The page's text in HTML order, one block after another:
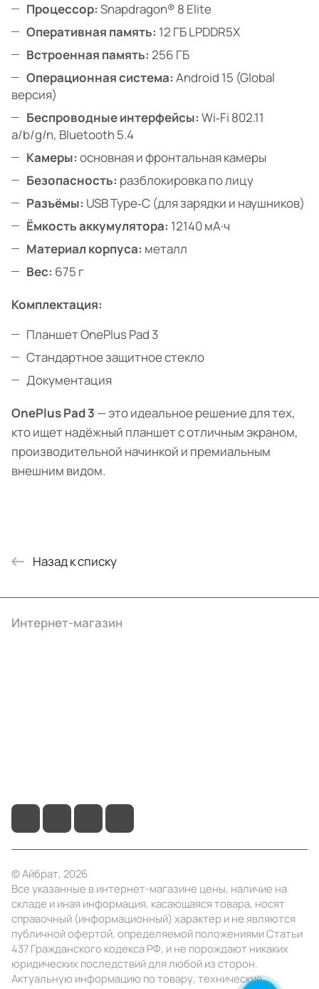
Процессор: Snapdragon® 8 Elite
Оперативная память: 12 ГБ LPDDR5X
Встроенная память: 256 ГБ
Операционная система: Android 15 (Global
версия)
Беспроводные интерфейсы: Wi‑Fi 802.11
a/b/g/n, Bluetooth 5.4
Камеры: основная и фронтальная камеры
Безопасность: разблокировка по лицу
Разъёмы: USB Type‑C (для зарядки и наушников)
Ёмкость аккумулятора: 12140 мА·ч
Материал корпуса: металл
Вес: 675 г
Комплектация:
Планшет OnePlus Pad 3
Стандартное защитное стекло
Документация
OnePlus Pad 3 — это идеальное решение для тех,
кто ищет надёжный планшет с отличным экраном,
производительной начинкой и премиальным
внешним видом.
Назад к списку
Интернет-магазин
© Айбрат, 2026
Все указанные в интернет-магазине цены, наличие на
складе и иная информация, касающаяся товара, носят
справочный (информационный) характер и не являются
публичной офертой, определяемой положениями Статьи
437 Гражданского кодекса РФ, и не порождают никаких
юридических последствий для любой из сторон.
Актуальную информацию по товару, технические